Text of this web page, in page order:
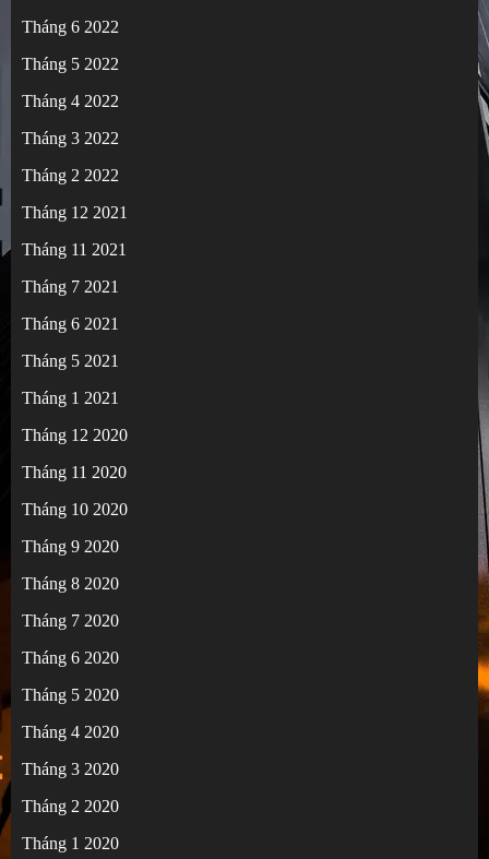
Tháng 6 2022
Tháng 5 2022
Tháng 4 2022
Tháng 3 2022
Tháng 2 2022
Tháng 12 2021
Tháng 11 2021
Tháng 7 2021
Tháng 6 2021
Tháng 5 2021
Tháng 1 2021
Tháng 12 2020
Tháng 11 2020
Tháng 10 2020
Tháng 9 2020
Tháng 8 2020
Tháng 7 2020
Tháng 6 2020
Tháng 5 2020
Tháng 4 2020
Tháng 3 2020
Tháng 2 2020
Tháng 1 2020